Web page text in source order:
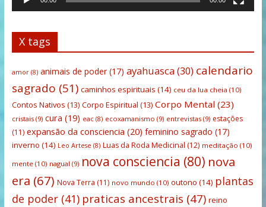
X tags
amor(8) animais de poder(17) ayahuasca(30) calendario
sagrado (51) caminhos espirituais (14) ceu da lua cheia (10)
Contos Nativos (13) Corpo Espiritual (13) Corpo Mental (23)
cristais(9) cura (19) eac(8) ecoxamanismo (9) entrevistas(9) estações
(11) expansão da consciencia (20) feminino sagrado (17)
inverno (14) Leo Artese (8) Luas da Roda Medicinal (12) meditação (10)
mente(10) nagual (9) nova consciencia (80) nova
era (67) Nova Terra (11) novo mundo (10) outono (14) plantas
de poder(41) praticas ancestrais (47) reino